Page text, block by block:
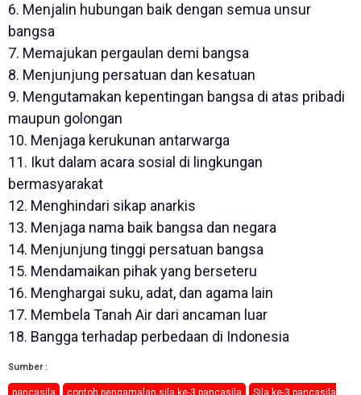
6. Menjalin hubungan baik dengan semua unsur
bangsa
7. Memajukan pergaulan demi bangsa
8. Menjunjung persatuan dan kesatuan
9. Mengutamakan kepentingan bangsa di atas pribadi
maupun golongan
10. Menjaga kerukunan antarwarga
11. Ikut dalam acara sosial di lingkungan
bermasyarakat
12. Menghindari sikap anarkis
13. Menjaga nama baik bangsa dan negara
14. Menjunjung tinggi persatuan bangsa
15. Mendamaikan pihak yang berseteru
16. Menghargai suku, adat, dan agama lain
17. Membela Tanah Air dari ancaman luar
18. Bangga terhadap perbedaan di Indonesia
Sumber :